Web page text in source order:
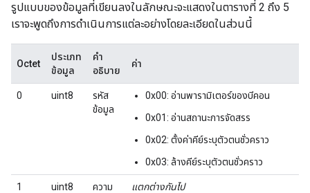
รูปแบบของข้อมูลที่เขียนลงในลักษณะจะแสดงในตารางที่ 2 ถึง 5
เราจะพูดถึงการดำเนินการแต่ละอย่างโดยละเอียดในส่วนนี้
Octet
ประเภท
ข้อมูล
คำ
อธิบาย
ค่า
0 uint8
รหัส
ข้อมูล
0x00: อ่านพารามิเตอร์ของบีคอน
0x01: อ่านสถานะการจัดสรร
0x02: ตั้งค่าคีย์ระบุตัวตนชั่วคราว
0x03: ล้างคีย์ระบุตัวตนชั่วคราว
1 uint8
ความ
แตกต่างกันไป